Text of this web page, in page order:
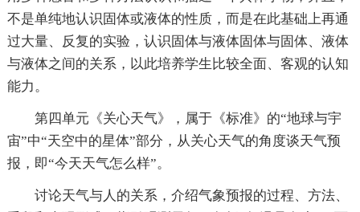
不是单纯地认识固体或液体的性质，而是在此基础上再通
过大量、反复的实验，认识固体与液体固体与固体、液体
与液体之间的关系，以此培养学生比较全面、客观的认知
能力。
第四单元《关心天气》，属于《标准》的“地球与宇
宙”中“天空中的星体”部分，从关心天气的角度谈天气预
报，即“今天天气怎么样”。
讨论天气与人的关系，介绍气象预报的过程、方法、